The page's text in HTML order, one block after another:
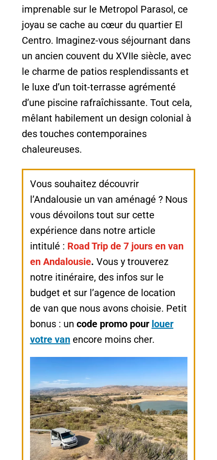
imprenable sur le Metropol Parasol, ce
joyau se cache au cœur du quartier El
Centro. Imaginez-vous séjournant dans
un ancien couvent du XVIIe siècle, avec
le charme de patios resplendissants et
le luxe d’un toit-terrasse agrémenté
d’une piscine rafraîchissante. Tout cela,
mêlant habilement un design colonial à
des touches contemporaines
chaleureuses.
Vous souhaitez découvrir
l’Andalousie un van aménagé ? Nous
vous dévoilons tout sur cette
expérience dans notre article
intitulé : Road Trip de 7 jours en van
en Andalousie. Vous y trouverez
notre itinéraire, des infos sur le
budget et sur l’agence de location
de van que nous avons choisie. Petit
bonus : un code promo pour louer
votre vanencore moins cher.